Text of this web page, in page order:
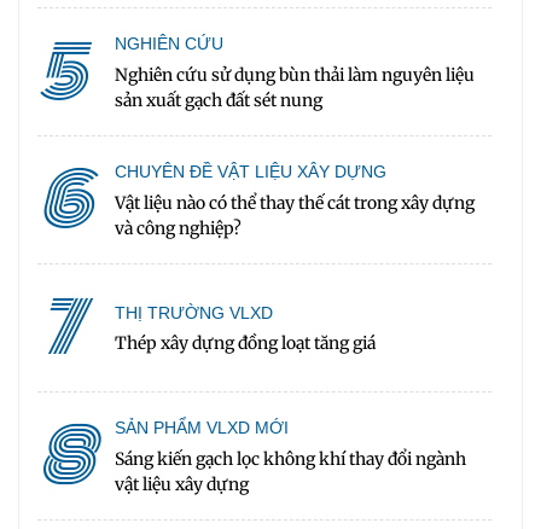
5 NGHIÊN CỨU
Nghiên cứu sử dụng bùn thải làm nguyên liệu
sản xuất gạch đất sét nung
6 CHUYÊN ĐỀ VẬT LIỆU XÂY DỰNG
Vật liệu nào có thể thay thế cát trong xây dựng
và công nghiệp?
7 THỊ TRƯỜNG VLXD
Thép xây dựng đồng loạt tăng giá
8 SẢN PHẨM VLXD MỚI
Sáng kiến gạch lọc không khí thay đổi ngành
vật liệu xây dựng